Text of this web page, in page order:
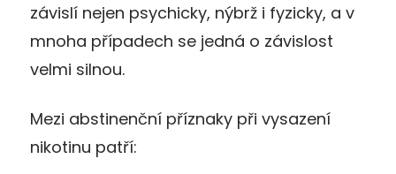
závislí nejen psychicky, nýbrž i fyzicky, a v
mnoha případech se jedná o závislost
velmi silnou.
Mezi abstinenční příznaky při vysazení
nikotinu patří: